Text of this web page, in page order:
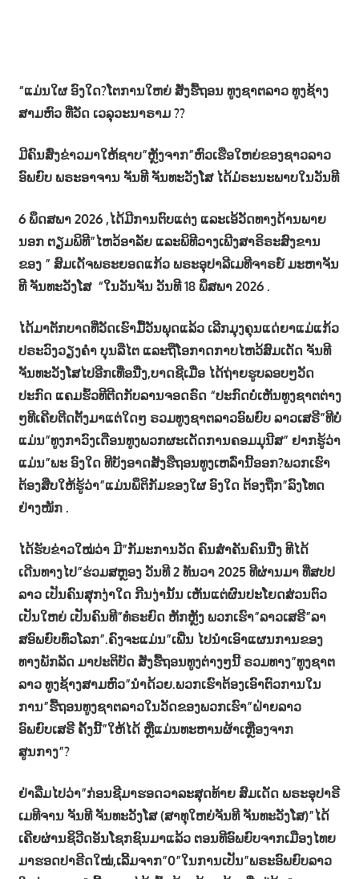
“ແມ່ນໃຜ ອົງໃດ?ໂຕການໃຫຍ່ ສັ່ງຮື້ຖອນ ທູງຊາຕລາວ ທູງຊ້າງ
ສາມຫົວ ທີ່ວັດ ເວລຸວະນາຣາມ ??
ມີຄົນສົ່ງຂ່າວມາໃຫ້ຊາບ”ຫຼັງຈາກ”ຫົວເຮືອໃຫຍ່ຂອງຊາວລາວ
ອົພຍົບ ພຣະອາຈານ ຈັນທີ ຈັນທະວັງໂສ ໄດ້ມໍຣະນະພາບໃນວັນທີ
6 ພຶດສພາ 2026 ,ໄດ້ມີການຕົບແຕ່ງ ແລະເອ້ວັດທາງດ້ານພາຍ
ນອກ ຕຽມພິທີ”ໄຫວ້ອາລັຍ ແລະພິທີວາງເພີງສາຣິຣະສົງຂານ
ຂອງ ” ສົມເດັຈພຣະຍອດແກ້ວ ພຣະອຸປາລີເມທີຈາຣຍ໌ ມະຫາຈັນ
ທີ ຈັນທະວັງໂສ “ໃນວັນຈັນ ວັນທີ 18 ພຶສພາ 2026 .
ໄດ້ມາຕັກບາດທີ່ວັດເຮົາມື້ວັນພຸດແລ້ວ ເລີກມຸງຄຸນແດ່ຍາແມ່ແກ້ວ
ປຣະວົງວຽງຄຳ ບຸນລືໄຕ ແລະຖືໂອກາດກາບໄຫວ້ສົມເດັດ ຈັນທີ
ຈັນທະວັງໂສໄປອີກເທື່ອນື່ງ,ບາດຊີເມື່ອ ໄດ້ຖ່າຍຮູບລອບໆວັດ
ປະກົດ ແຄມຮົ້ວທີຕີດກັບລານຈອດຣົດ “ປະກົດບໍ່ເຫັນທູງຊາຕຕ່າງ
ໆທີເຄີຍຕີດຕັ້ງມາແຕ່ໃດໆ ຣວມທູງຊາຕລາວອົພຍົບ ລາວເສຣີ”ທີບໍ່
ແມ່ນ”ທູງກາວົງເດືອນທູງພວກຜະເດັດການຄອມມຸນີສ” ຢາກຮູ້ວ່າ
ແມ່ນ”ພະ ອົງໃດ ທີບັງອາດສັງຮືຖອນທູງເຫລົ່ານີ້ອອກ?ພວກເຮົາ
ຕ້ອງສືບໃຫ້ຮູ້ວ່າ”ແມ່ນພຶຕິກັມຂອງໃຜ ອົງໃດ ຕ້ອງຖືກ”ລົງໂທດ
ຢ່າງໜັກ .
ໄດ້ຮັບຂ່າວໃໝ່ວ່າ ມີ”ກັມະການວັດ ຄົນສຳຄັນຄົນນື່ງ ທີໄດ້
ເດີນທາງໄປ”ຮ່ວມສຫຼອງ ວັນທີ 2 ທັນວາ 2025 ທີຜ່ານມາ ທີ່ສປປ
ລາວ ເປັນຄົນສຸກງ່າໃດ ກີນງ່ານັ້ນ ເຫັນແຕ່ຜົນປະໂຍດສ່ວນຕົວ
ເປັນໃຫຍ່ ເປັນຄົນທີ”ທໍຣະຍົດ ຫັກຫຼັງ ພວກເຮົາ”ລາວເສຣີ”ລາ
ສອົພຍົບທົ່ວໂລກ”.ຄົງຈະແມ່ນ”ເພີ່ນ ໄປນຳເອົາແຜນການຂອງ
ທາງພັກລັດ ມາປະຕິບັດ ສັ່ງຮື້ຖອນທູງຕ່າງໆນີ້ ຣວມທາງ”ທູງຊາຕ
ລາວ ທູງຊ້າງສາມຫົວ”ນຳດ້ວຍ.ພວກເຮົາຕ້ອງເອົາຕົວການໃນ
ການ”ຮື້ຖອນທູງຊາຕລາວໃນວັດຂອງພວກເຮົາ”ຝ່າຍລາວ
ອົພຍົບເສຣີ ຄັ້ງນີ້”ໃຫ້ໄດ້ ຫຼືແມ່ນທະຫານຜ້າເຫຼືອງຈາກ
ສູນກາງ”?
ຢ່າລືມໄປວ່າ”ກ່ອນຊີມາຮອດວາລະສຸດທ້າຍ ສົມເດັດ ພຣະອຸປາຣີ
ເມທີຈານ ຈັນທີ ຈັນທະວັງໂສ (ສາທຸໃຫຍ່ຈັນທີ ຈັນທະວັງໂສ)”ໄດ້
ເຄີຍຜ່ານຊິວີດອັນໂຊກຊົນມາແລ້ວ ຕອນທີອົພຍົບຈາກເມືອງໄທຍ
ມາຮອດປາຣີດໃໝ່,ເລີ້ມຈາກ”0”ໃນການເປັນ”ພຣະອົພຍົບລາວ